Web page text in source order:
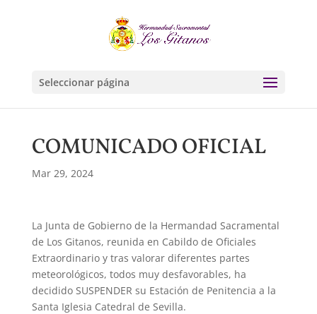
Seleccionar página
COMUNICADO OFICIAL
Mar 29, 2024
La Junta de Gobierno de la Hermandad Sacramental
de Los Gitanos, reunida en Cabildo de Oficiales
Extraordinario y tras valorar diferentes partes
meteorológicos, todos muy desfavorables, ha
decidido SUSPENDER su Estación de Penitencia a la
Santa Iglesia Catedral de Sevilla.